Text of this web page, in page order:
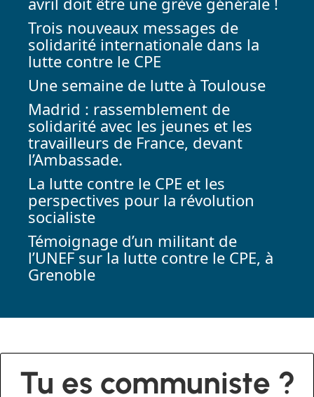
Trois nouveaux messages de
solidarité internationale dans la
lutte contre le CPE
Une semaine de lutte à Toulouse
Madrid : rassemblement de
solidarité avec les jeunes et les
travailleurs de France, devant
l’Ambassade.
La lutte contre le CPE et les
perspectives pour la révolution
socialiste
Témoignage d’un militant de
l’UNEF sur la lutte contre le CPE, à
Grenoble
Tu es communiste ?